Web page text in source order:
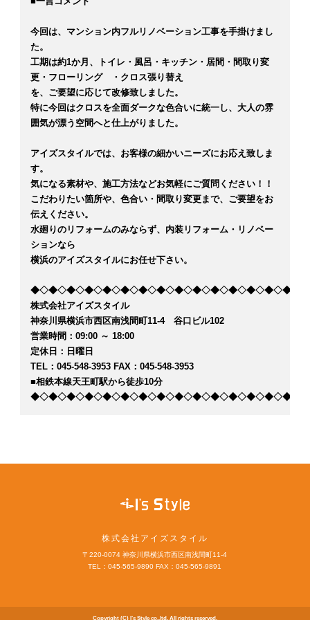
今回は、マンション内フルリノベーション工事を手掛けまし
た。
工期は約1か月、トイレ・風呂・キッチン・居間・間取り変
更・フローリング ・クロス張り替え
を、ご要望に応じて改修致しました。
特に今回はクロスを全面ダークな色合いに統一し、大人の雰
囲気が漂う空間へと仕上がりました。
アイズスタイルでは、お客様の細かいニーズにお応え致しま
す。
気になる素材や、施工方法などお気軽にご質問ください！！
こだわりたい箇所や、色合い・間取り変更まで、ご要望をお
伝えください。
水廻りのリフォームのみならず、内装リフォーム・リノベー
ションなら
横浜のアイズスタイルにお任せ下さい。
株式会社アイズスタイル
神奈川県横浜市西区南浅間町11-4 谷口ビル102
営業時間：09:00 ～ 18:00
定休日：日曜日
TEL：045-548-3953 FAX：045-548-3953
■相鉄本線天王町駅から徒歩10分
株式会社アイズスタイル
〒220-0074 神奈川県横浜市西区南浅間町11-4
TEL：045-565-9890 FAX：045-565-9891
Copyright (C) I’s Style co.,ltd. All rights reserved.